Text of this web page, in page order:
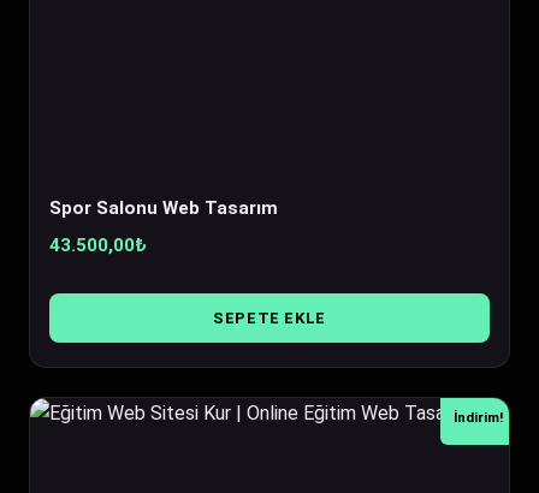
Spor Salonu Web Tasarım
43.500,00₺
SEPETE EKLE
İndirim!